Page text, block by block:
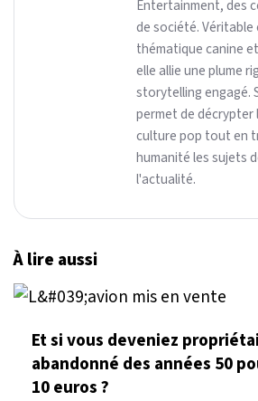
Entertainment, des
de société. Véritable
thématique canine
elle allie une plume
storytelling engagé.
permet de décrypter
culture pop tout en
humanité les sujets
l'actualité.
À lire aussi
Et si vous deveniez
abandonné des années 50
10 euros ?